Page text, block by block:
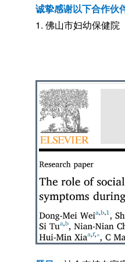
诚挚感谢以下合作伙
1. 佛山市妇幼保健院